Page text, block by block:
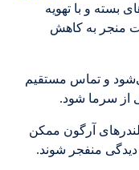
بسته و با تهویه
منجر به کاهش
و تماس مستقیم
از سرما شود.
آرگون ممکن
منفجر شوند.